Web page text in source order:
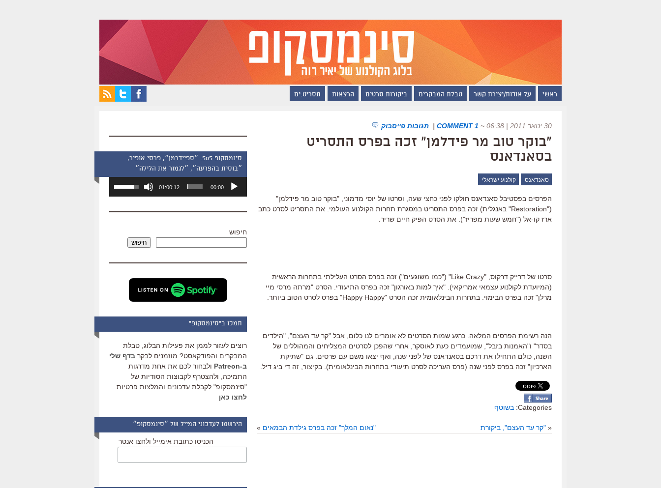
ראשי על אודות/יצירת קשר טבלת המבקרים ביקורות סרטים הרצאות תסריט.ים
30 ינואר 2011 | 06:38 ~
1 COMMENT
| תגובות פייסבוק
"בוקר טוב מר פידלמן" זכה בפרס התסריט
בסאנדאנס
סאנדאנס קולנוע ישראלי
הפרסים בפסטיבל סאנדאנס חולקו לפני כחצי שעה, וסרטו של יוסי מדמוני, "בוקר טוב מר פידלמן"
("Restoration" באנגלית) זכה בפרס התסריט במסגרת תחרות הקולנוע העולמי. את התסריט לסרט כתב
ארז קו-אל ("חמש שעות מפריז"). את הסרט הפיק חיים שריר.
סרטו של דרייק דרקוס, "Like Crazy" ("כמו משוגעים") זכה בפרס הסרט העלילתי בתחרות הראשית
(המיועדת לקולנוע עצמאי אמריקאי). "איך למות באורגון" זכה בפרס התיעודי. הסרט "מרתה מרסי מיי
מרלן" זכה בפרס הבימוי. בתחרות הבינלאומית זכה הסרט "Happy Happy" בפרס לסרט הטוב ביותר.
הנה רשימת הפרסים המלאה. כרגע שמות הסרטים לא אומרים לנו כלום, אבל "קר עד העצם", "הילדים
בסדר" ו"האמנות בזבל", שמועמדים כעת לאוסקר, אחרי שהפכן לסרטים המצליחים והמהוללים של
השנה, כולם התחילו את דרכם בסאנדאנס של לפני שנה, ואף יצאו משם עם פרסים. גם "שתיקת
הארכיון" זכה בפרס לפני שנה (פרס העריכה לסרט תיעודי בתחרות הבינלאומית). בקיצור, זה די ביג דיל.
Categories: בשוטף
« "קר עד העצם", ביקורת "נאום המלך" זכה בפרס גילדת הבמאים »
סינמסקופ 505: ״ספיידרמן״, פרסי אופיר,
״בוסית בהפרעה״, ״לגמור את הלילה״
אודיו
00:00
01:00:12
השתמש
כדי
שמע.
חיפוש
חיפוש
תמכו ב"סינמסקופ"
רוצים לעזור לממן את פעילות הבלוג, טבלת
המבקרים והפודקאסט? מוזמנים לבקר בדף שלי
ב-Patreon
ולבחור לכם את אחת מדרגות
התמיכה, ולהצטרף לקבוצות הסודיות של
"סינמסקופ" לקבלת עדכונים והמלצות פרטיות.
לחצו כאן
הירשמו לעדכוני המייל של ״סינמסקופ״
הכניסו כתובת אימייל ולחצו אנטר